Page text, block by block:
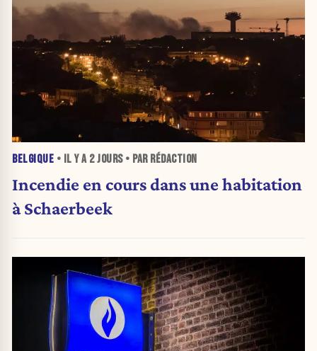
BELGIQUE • IL Y A 2 JOURS• PAR RÉDACTION
Incendie en cours dans une habitation
à Schaerbeek